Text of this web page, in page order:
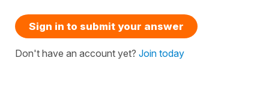
Sign in to submit your answer
Don't have an account yet? Join today